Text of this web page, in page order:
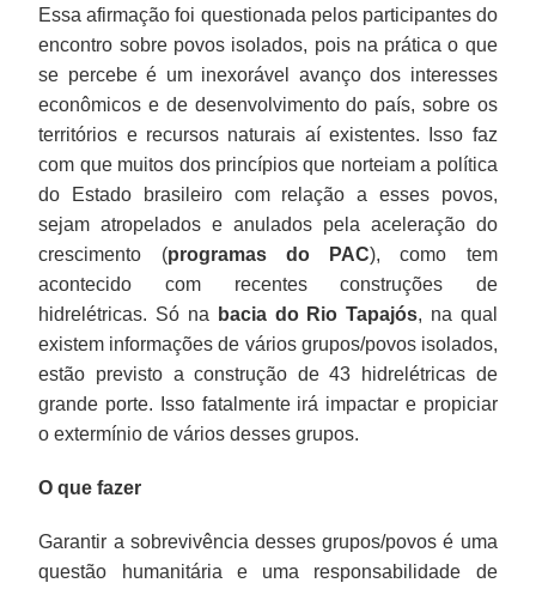
Essa afirmação foi questionada pelos participantes do
encontro sobre povos isolados, pois na prática o que
se percebe é um inexorável avanço dos interesses
econômicos e de desenvolvimento do país, sobre os
territórios e recursos naturais aí existentes. Isso faz
com que muitos dos princípios que norteiam a política
do Estado brasileiro com relação a esses povos,
sejam atropelados e anulados pela aceleração do
crescimento (programas do PAC), como tem
acontecido com recentes construções de
hidrelétricas. Só na
bacia do Rio Tapajós, na qual
existem informações de vários grupos/povos isolados,
estão previsto a construção de 43 hidrelétricas de
grande porte. Isso fatalmente irá impactar e propiciar
o extermínio de vários desses grupos.
O que fazer
Garantir a sobrevivência desses grupos/povos é uma
questão humanitária e uma responsabilidade de